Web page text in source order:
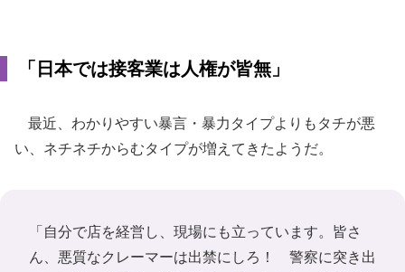
「日本では接客業は人権が皆無」
最近、わかりやすい暴言・暴力タイプよりもタチが悪
い、ネチネチからむタイプが増えてきたようだ。
「自分で店を経営し、現場にも立っています。皆さ
ん、悪質なクレーマーは出禁にしろ！ 警察に突き出